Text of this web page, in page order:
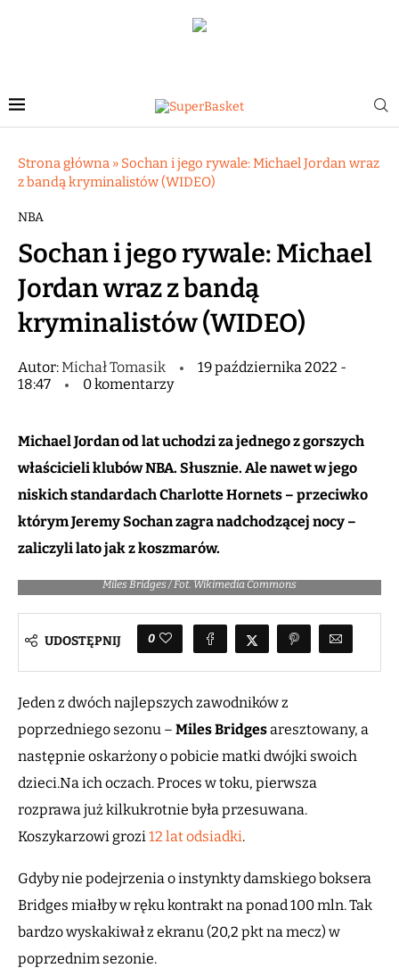
Strona główna » Sochan i jego rywale: Michael Jordan wraz
z bandą kryminalistów (WIDEO)
NBA
Sochan i jego rywale: Michael
Jordan wraz z bandą
kryminalistów (WIDEO)
Autor:Michał Tomasik
19 października 2022 -
18:47
0 komentarzy
Michael Jordan od lat uchodzi za jednego z gorszych
właścicieli klubów NBA. Słusznie. Ale nawet w jego
niskich standardach Charlotte Hornets – przeciwko
którym Jeremy Sochan zagra nadchodzącej nocy –
zaliczyli lato jak z koszmarów.
Miles Bridges / Fot. Wikimedia Commons
UDOSTĘPNIJ 0
Jeden z dwóch najlepszych zawodników z
poprzedniego sezonu – Miles Bridgesaresztowany, a
następnie oskarżony o pobicie matki dwójki swoich
dzieci.Na ich oczach. Proces w toku, pierwsza
rozprawa już kilkukrotnie była przesuwana.
Koszykarzowi grozi12 lat odsiadki.
Gdyby nie podejrzenia o instynkty damskiego boksera
Bridges miałby w ręku kontrakt na ponad 100 mln. Tak
bardzo wyskakiwał z ekranu (20,2 pkt na mecz) w
poprzednim sezonie.